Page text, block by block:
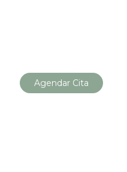
Agendar Cita